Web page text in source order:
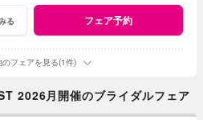
る フェア予約
のフェアを見る(1件)
2026月開催のブライダルフェア